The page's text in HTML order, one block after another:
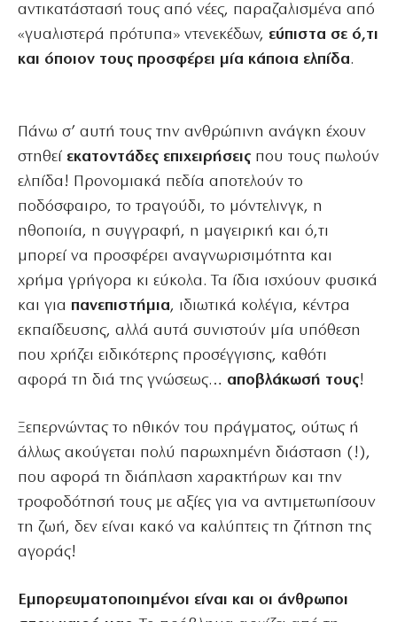
αντικατάστασή τους από νέες, παραζαλισμένα από
«γυαλιστερά πρότυπα» ντενεκέδων, εύπιστα σε ό,τι
και όποιον τους προσφέρει μία κάποια ελπίδα.
Πάνω σ’ αυτή τους την ανθρώπινη ανάγκη έχουν
στηθεί εκατοντάδες επιχειρήσεις που τους πωλούν
ελπίδα! Προνομιακά πεδία αποτελούν το
ποδόσφαιρο, το τραγούδι, το μόντελινγκ, η
ηθοποιία, η συγγραφή, η μαγειρική και ό,τι
μπορεί να προσφέρει αναγνωρισιμότητα και
χρήμα γρήγορα κι εύκολα. Τα ίδια ισχύουν φυσικά
και για πανεπιστήμια, ιδιωτικά κολέγια, κέντρα
εκπαίδευσης, αλλά αυτά συνιστούν μία υπόθεση
που χρήζει ειδικότερης προσέγγισης, καθότι
αφορά τη διά της γνώσεως… αποβλάκωσή τους!
Ξεπερνώντας το ηθικόν του πράγματος, ούτως ή
άλλως ακούγεται πολύ παρωχημένη διάσταση (!),
που αφορά τη διάπλαση χαρακτήρων και την
τροφοδότησή τους με αξίες για να αντιμετωπίσουν
τη ζωή, δεν είναι κακό να καλύπτεις τη ζήτηση της
αγοράς!
Εμπορευματοποιημένοι είναι και οι άνθρωποι